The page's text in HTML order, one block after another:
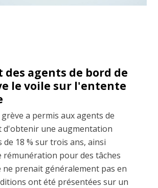
des agents de bord de
le voile sur l'entente
a permis aux agents de
d'obtenir une augmentation
de 18 % sur trois ans, ainsi
rémunération pour des tâches
prenait généralement pas en
ont été présentées sur un